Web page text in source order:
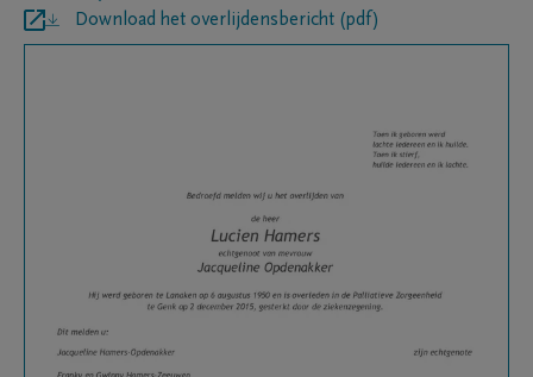
Download het overlijdensbericht (pdf)